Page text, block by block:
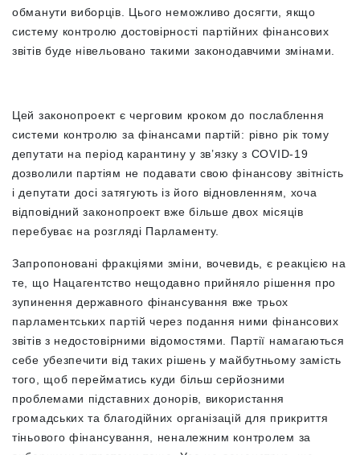
обманути виборців. Цього неможливо досягти, якщо
систему контролю достовірності партійних фінансових
звітів буде нівельовано такими законодавчими змінами.
Цей законопроект є черговим кроком до послаблення
системи контролю за фінансами партій: рівно рік тому
депутати на період карантину у зв’язку з COVID-19
дозволили партіям не подавати свою фінансову звітність
і депутати досі затягують із його відновленням, хоча
відповідний законопроект вже більше двох місяців
перебуває на розгляді Парламенту.
Запропоновані фракціями зміни, вочевидь, є реакцією на
те, що Нацагентство нещодавно прийняло рішення про
зупинення державного фінансування вже трьох
парламентських партій через подання ними фінансових
звітів з недостовірними відомостями. Партії намагаються
себе убезпечити від таких рішень у майбутньому замість
того, щоб перейматись куди більш серйозними
проблемами підставних донорів, використання
громадських та благодійних організацій для прикриття
тіньового фінансування, неналежним контролем за